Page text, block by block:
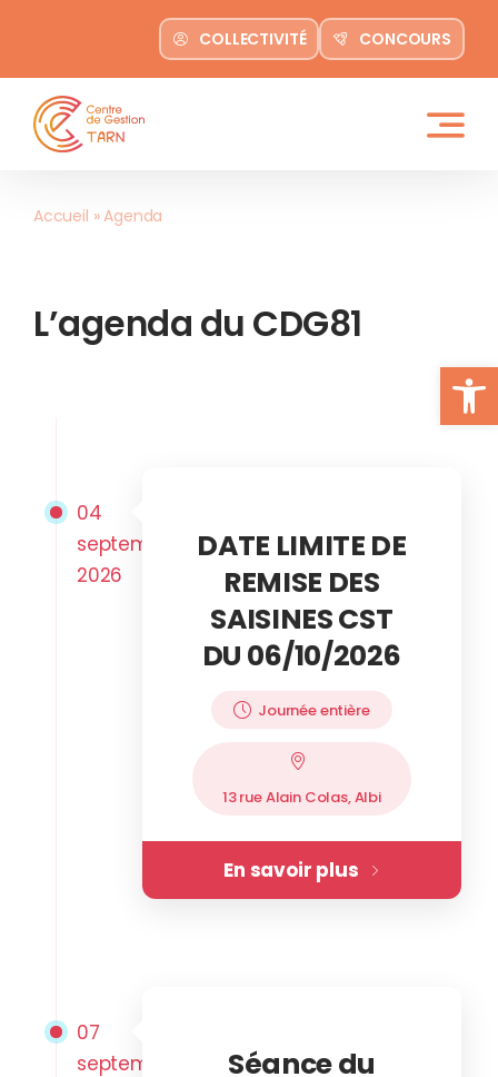
Ouvrir
contenu
COLLECTIVITÉ CONCOURS
Accueil »Agenda
L’agenda du CDG81
04
septembre
2026
DATE LIMITE DE
REMISE DES
SAISINES CST
DU 06/10/2026
Journée entière
13 rue Alain Colas, Albi
En savoir plus
07
septembre
Séance du